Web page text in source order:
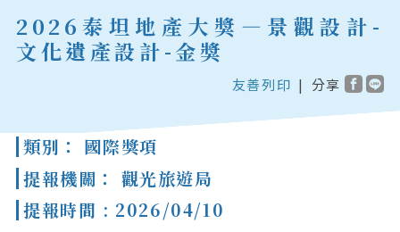
2026泰坦地產大獎—景觀設計-
文化遺產設計-金獎
友善列印 | 分享
類別： 國際獎項
提報機關： 觀光旅遊局
提報時間 : 2026/04/10